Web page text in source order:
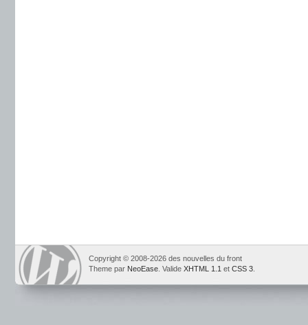
Copyright © 2008-2026 des nouvelles du front
Theme par NeoEase . Valide XHTML 1.1 et CSS 3